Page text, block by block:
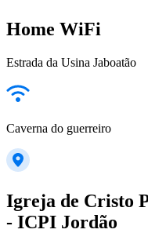
Home WiFi
Estrada da Usina Jaboatão
Caverna do guerreiro
Igreja de Cristo
- ICPI Jordão